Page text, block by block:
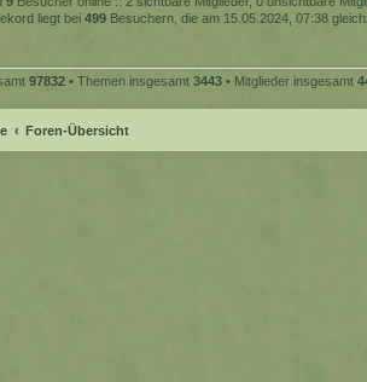
liegt bei 499 Besuchern, die am 15.05.2024, 07:38
97832 • Themen insgesamt 3443 • Mitglieder insgesamt
Foren-Übersicht